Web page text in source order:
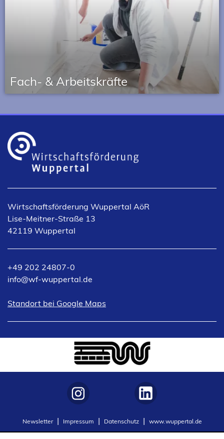
Fach- & Arbeits­kräfte
Fachkräfte zu gewinnen.
Wirtschaftsförderung Wuppertal AöR
Lise-Meitner-Straße 13
42119 Wuppertal
+49 202 24807-0
info
wf-wuppertal de
Standort bei Google Maps
(Öffnet
neuen
Newsletter
in
Impressum Datenschutz www.wuppertal.de
in